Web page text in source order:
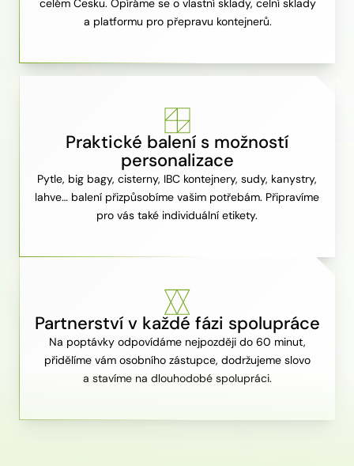
celém Česku. Opíráme se o vlastní sklady, celní sklady
a platformu pro přepravu kontejnerů.
Praktické balení s možností
personalizace
Pytle, big bagy, cisterny, IBC kontejnery, sudy, kanystry,
lahve… balení přizpůsobíme vašim potřebám. Připravíme
pro vás také individuální etikety.
Partnerství v každé fázi spolupráce
Na poptávky odpovídáme nejpozději do 60 minut,
přidělíme vám osobního zástupce, dodržujeme slovo
a stavíme na dlouhodobé spolupráci.